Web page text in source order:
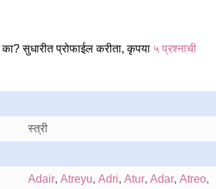
सुधारीत प्रोफाईल करीता, कृपया ५ प्रश्नाची
स्त्री
Adair, Atreyu, Adri, Atur, Adar, Atreo,